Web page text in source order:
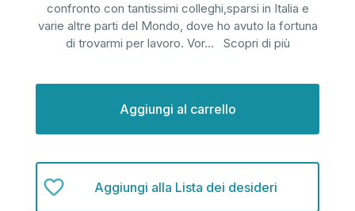
confronto con tantissimi colleghi,sparsi in Italia e
varie altre parti del Mondo, dove ho avuto la fortuna
di trovarmi per lavoro. Vor... Scopri di più
Aggiungi alla Lista dei desideri